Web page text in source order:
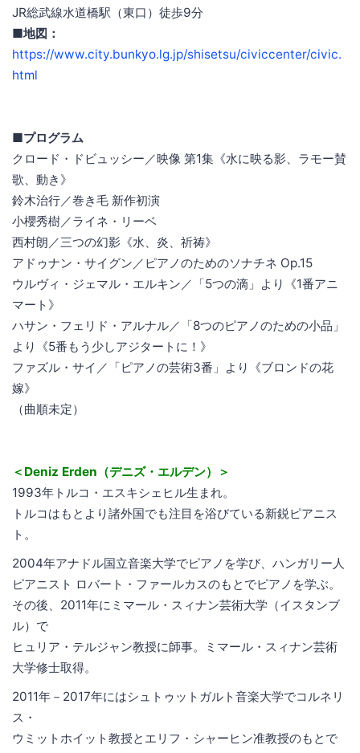
JR総武線水道橋駅（東口）徒歩9分
■地図：
https://www.city.bunkyo.lg.jp/shisetsu/civiccenter/civic.
html
■プログラム
クロード・ドビュッシー／映像 第1集《水に映る影、ラモー賛
歌、動き》
鈴木治行／巻き毛 新作初演
小櫻秀樹／ライネ・リーベ
西村朗／三つの幻影《水、炎、祈祷》
アドゥナン・サイグン／ピアノのためのソナチネ Op.15
ウルヴィ・ジェマル・エルキン／「5つの滴」より《1番アニ
マート》
ハサン・フェリド・アルナル／「8つのピアノのための小品」
より《5番もう少しアジタートに！》
ファズル・サイ／「ピアノの芸術3番」より《ブロンドの花
嫁》
（曲順未定）
＜Deniz Erden（デニズ・エルデン）＞
1993年トルコ・エスキシェヒル生まれ。
トルコはもとより諸外国でも注目を浴びている新鋭ピアニス
ト。
2004年アナドル国立音楽大学でピアノを学び、ハンガリー人
ピアニスト ロバート・ファールカスのもとでピアノを学ぶ。
その後、2011年にミマール・スィナン芸術大学（イスタンブ
ル）で
ヒュリア・テルジャン教授に師事。ミマール・スィナン芸術
大学修士取得。
2011年－2017年にはシュトゥットガルト音楽大学でコルネリ
ス・
ウミットホイット教授とエリフ・シャーヒン准教授のもとで